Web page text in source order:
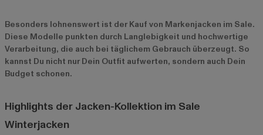
Besonders lohnenswert ist der Kauf von Markenjacken im Sale.
Diese Modelle punkten durch Langlebigkeit und hochwertige
Verarbeitung, die auch bei täglichem Gebrauch überzeugt. So
kannst Du nicht nur Dein Outfit aufwerten, sondern auch Dein
Budget schonen.
Highlights der Jacken-Kollektion im Sale
Winterjacken